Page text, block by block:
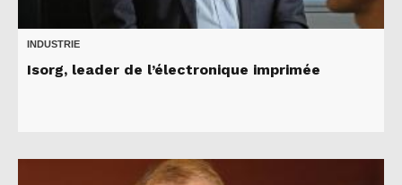
INDUSTRIE
Isorg, leader de l’électronique imprimée